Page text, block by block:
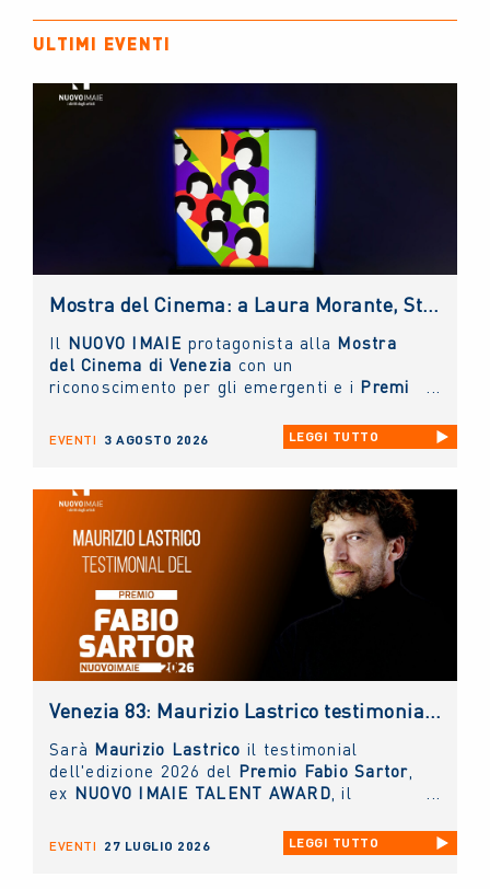
ULTIMI EVENTI
Mostra del Cinema: a Laura Morante, Stefania Rocca, Claudio Amendola e Sergio Rubini i Premi alla Carriera NUOVO IMAIE. Al Lido anche un riconoscimento ai giovani
Il NUOVO IMAIE protagonista alla Mostra
del Cinema di Venezia con un
riconoscimento per gli emergenti e i Premi
EVENTI 3 AGOSTO 2026 LEGGI TUTTO
Venezia 83: Maurizio Lastrico testimonial del Premio NUOVO IMAIE Fabio Sartor
Sarà Maurizio Lastrico il testimonial
dell'edizione 2026 del Premio Fabio Sartor
ex NUOVO IMAIE TALENT AWARD , il
, che la collecting
assegna per valorizzare il talento delle
EVENTI 27 LUGLIO 2026 LEGGI TUTTO